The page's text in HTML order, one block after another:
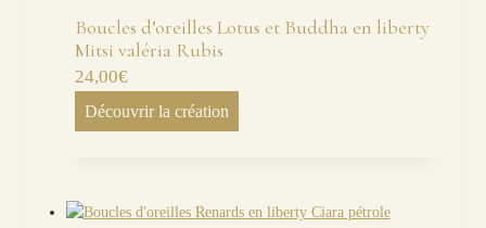
Boucles d’oreilles Lotus et Buddha en liberty
Mitsi valéria Rubis
24,00€
Découvrir la création